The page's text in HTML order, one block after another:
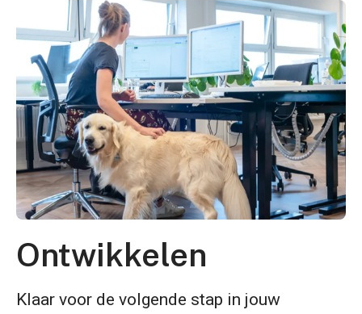
Ontwikkelen
Klaar voor de volgende stap in jouw